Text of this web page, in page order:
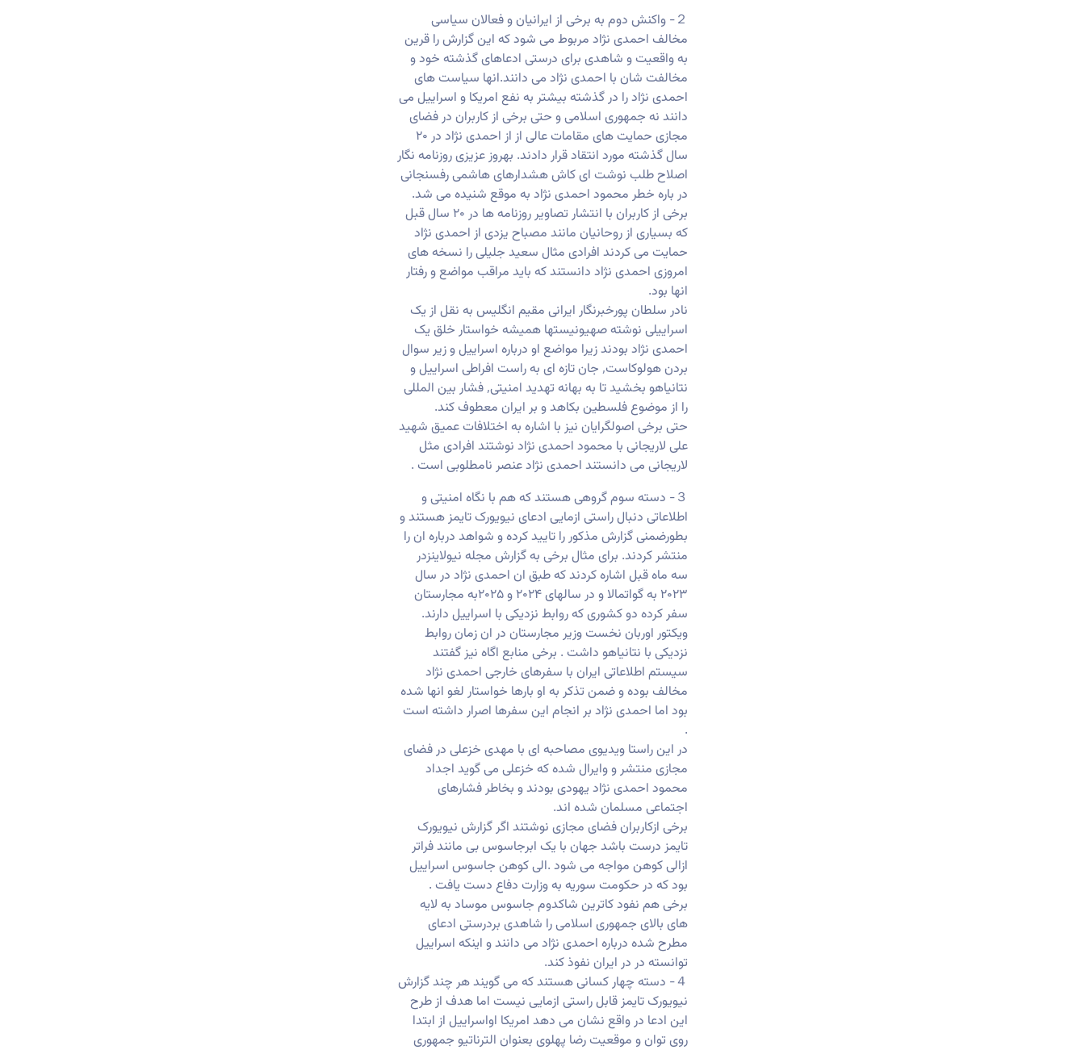
２- واکنش دوم به برخی از ایرانیان و فعالان سیاسی
مخالف احمدی نژاد مربوط می شود که این گزارش را قرین
به واقعیت و شاهدی برای درستی ادعاهای گذشته خود و
مخالفت شان با احمدی نژاد می دانند.انها سیاست های
احمدی نژاد را در گذشته بیشتر به نفع امریکا و اسراییل می
دانند نه جمهوری اسلامی و حتی برخی از کاربران در فضای
مجازی حمایت های مقامات عالی از از احمدی نژاد در ۲۰
سال گذشته مورد انتقاد قرار دادند. بهروز عزیزی روزنامه نگار
اصلاح طلب نوشت ای کاش هشدارهای هاشمی رفسنجانی
در باره خطر محمود احمدی نژاد به موقع شنیده می شد.
برخی از کاربران با انتشار تصاویر روزنامه ها در ۲۰ سال قبل
که بسیاری از روحانیان مانند مصباح یزدی از احمدی نژاد
حمایت می کردند افرادی مثال سعید جلیلی را نسخه های
امروزی احمدی نژاد دانستند که باید مراقب مواضع و رفتار
انها بود.
نادر سلطان پورخبرنگار ایرانی مقیم انگلیس به نقل از یک
اسراییلی نوشته صهیونیستها همیشه خواستار خلق یک
احمدی نژاد بودند زیرا مواضع او درباره اسراییل و زیر سوال
بردن هولوکاست٬ جان تازه ای به راست افراطی اسراییل و
نتانیاهو بخشید تا به بهانه تهدید امنیتی٬ فشار بین المللی
را از موضوع فلسطین بکاهد و بر ایران معطوف کند.
حتی برخی اصولگرایان نیز با اشاره به اختلافات عمیق شهید
علی لاریجانی با محمود احمدی نژاد نوشتند افرادی مثل
لاریجانی می دانستند احمدی نژاد عنصر نامطلوبی است .
３- دسته سوم گروهی هستند که هم با نگاه امنیتی و
اطلاعاتی دنبال راستی ازمایی ادعای نیویورک تایمز هستند و
بطورضمنی گزارش مذکور را تایید کرده و شواهد درباره ان را
منتشر کردند. برای مثال برخی به گزارش مجله نیولاینزدر
سه ماه قبل اشاره کردند که طبق ان احمدی نژاد در سال
۲۰۲۳ به گواتمالا و در سالهای ۲۰۲۴ و ۲۰۲۵به مجارستان
سفر کرده دو کشوری که روابط نزدیکی با اسراییل دارند.
ویکتور اوربان نخست وزیر مجارستان در ان زمان روابط
نزدیکی با نتانیاهو داشت . برخی منابع اگاه نیز گفتند
سیستم اطلاعاتی ایران با سفرهای خارجی احمدی نژاد
مخالف بوده و ضمن تذکر به او بارها خواستار لغو انها شده
بود اما احمدی نژاد بر انجام این سفرها اصرار داشته است
.
در این راستا ویدیوی مصاحبه ای با مهدی خزعلی در فضای
مجازی منتشر و وایرال شده که خزعلی می گوید اجداد
محمود احمدی نژاد یهودی بودند و بخاطر فشارهای
اجتماعی مسلمان شده اند.
برخی ازکاربران فضای مجازی نوشتند اگر گزارش نیویورک
تایمز درست باشد جهان با یک ابرجاسوس بی مانند فراتر
ازالی کوهن مواجه می شود .الی کوهن جاسوس اسراییل
بود که در حکومت سوریه به وزارت دفاع دست یافت .
برخی هم نفود کاترین شاکدوم جاسوس موساد به لایه
های بالای جمهوری اسلامی را شاهدی بردرستی ادعای
مطرح شده درباره احمدی نژاد می دانند و اینکه اسراییل
توانسته در در ایران نفوذ کند.
４- دسته چهار کسانی هستند که می گویند هر چند گزارش
نیویورک تایمز قابل راستی ازمایی نیست اما هدف از طرح
این ادعا در واقع نشان می دهد امریکا اواسراییل از ابتدا
روی توان و موقعیت رضا پهلوی بعنوان الترناتیو جمهوری